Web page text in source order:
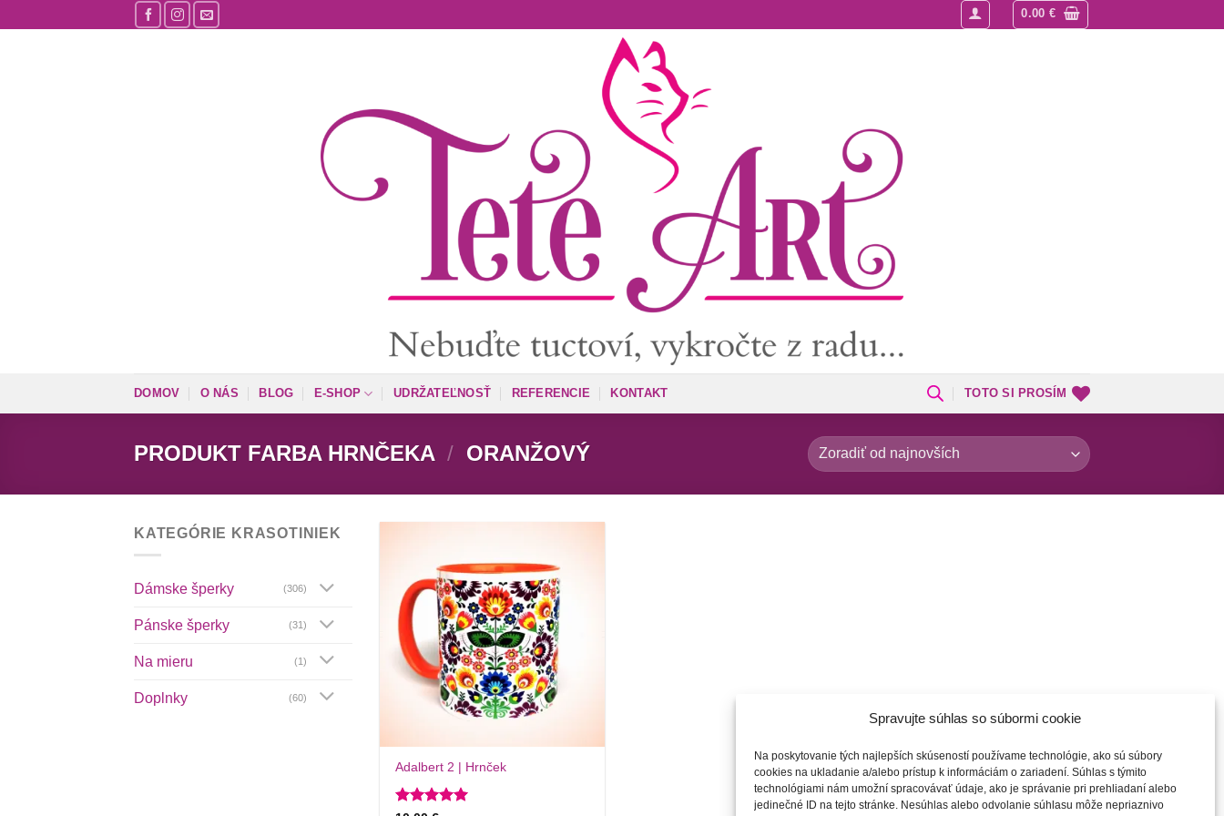
Spravujte súhlas so súbormi cookie
Na poskytovanie tých najlepších skúseností používame technológie, ako sú súbory
cookies na ukladanie a/alebo prístup k informáciám o zariadení. Súhlas s týmito
technológiami nám umožní spracovávať údaje, ako je správanie pri prehliadaní alebo
jedinečné ID na tejto stránke. Nesúhlas alebo odvolanie súhlasu môže nepriaznivo
to
0.00€
DOMOV O NÁS BLOG E-SHOP UDRŽATEĽNOSŤ REFERENCIE KONTAKT TOTO SI PROSÍM
PRODUKT FARBA HRNČEKA / ORANŽOVÝ
KATEGÓRIE KRASOTINIEK
Dámske šperky (306)
Pánske šperky (31)
Na mieru (1)
Doplnky (60)
Túto
krasotinku
si prosím
Adalbert 2 | Hrnček